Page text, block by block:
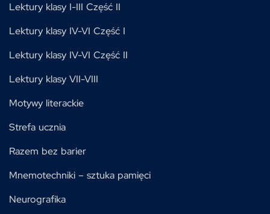
Lektury klasy I-III Część II
Lektury klasy IV-VI Część I
Lektury klasy IV-VI Część II
Lektury klasy VII-VIII
Motywy literackie
Strefa ucznia
Razem bez barier
Mnemotechniki – sztuka pamięci
Neurografika